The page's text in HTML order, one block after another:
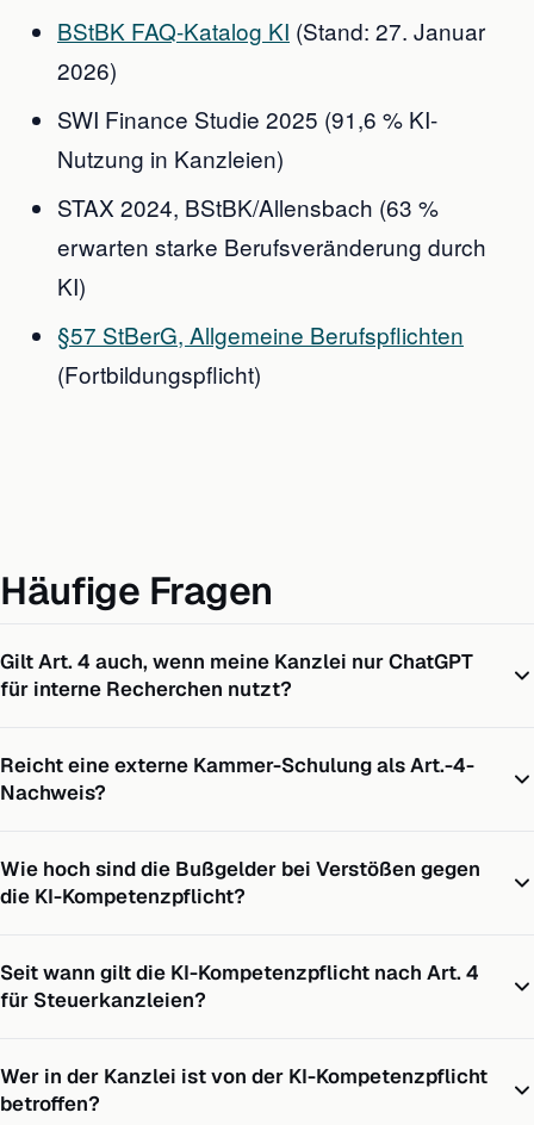
BStBK FAQ-Katalog KI (Stand: 27. Januar
2026)
SWI Finance Studie 2025 (91,6 % KI-
Nutzung in Kanzleien)
STAX 2024, BStBK/Allensbach (63 %
erwarten starke Berufsveränderung durch
KI)
§57 StBerG, Allgemeine Berufspflichten
(Fortbildungspflicht)
Häufige Fragen
Gilt Art. 4 auch, wenn meine Kanzlei nur ChatGPT
für interne Recherchen nutzt?
Reicht eine externe Kammer-Schulung als Art.-4-
Nachweis?
Wie hoch sind die Bußgelder bei Verstößen gegen
die KI-Kompetenzpflicht?
Seit wann gilt die KI-Kompetenzpflicht nach Art. 4
für Steuerkanzleien?
Wer in der Kanzlei ist von der KI-Kompetenzpflicht
betroffen?